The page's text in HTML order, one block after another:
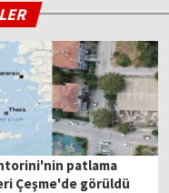
patlama
Çeşme'de görüldü